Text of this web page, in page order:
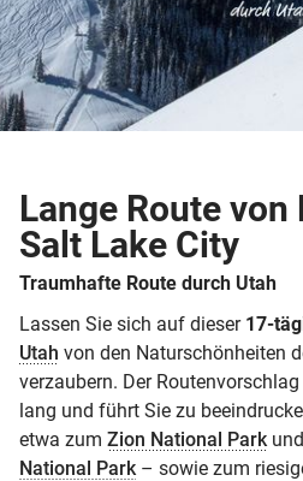
Service
Lange Route von
Salt Lake City
Traumhafte Route durch Utah
Lassen Sie sich auf dieser 17-
Utah von den Naturschönheiten
verzaubern. Der
lang und führt Sie zu
etwa zum Zion National Park
National Park– sowie zum